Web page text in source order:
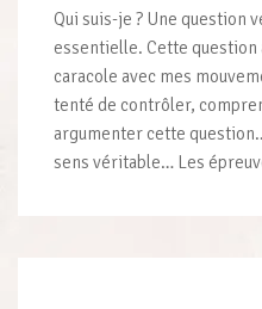
Qui suis-je ? Une
essentielle. Cette question
caracole avec mes
tenté de contrôler,
argumenter cette
sens véritable… Les